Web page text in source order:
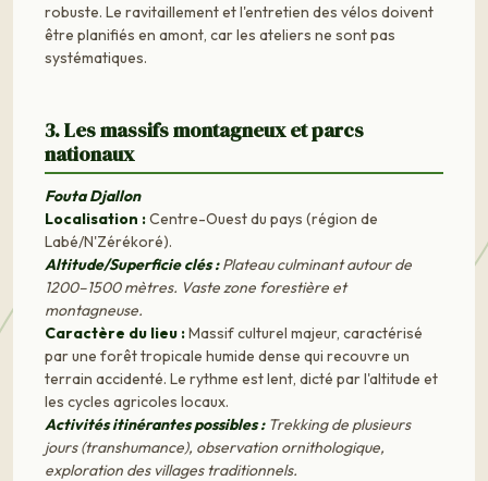
robuste. Le ravitaillement et l'entretien des vélos doivent
être planifiés en amont, car les ateliers ne sont pas
systématiques.
3. Les massifs montagneux et parcs
nationaux
Fouta Djallon
Localisation :Centre-Ouest du pays (région de
Labé/N'Zérékoré).
Altitude/Superficie clés :Plateau culminant autour de
1200–1500 mètres. Vaste zone forestière et
montagneuse.
Caractère du lieu :Massif culturel majeur, caractérisé
par une forêt tropicale humide dense qui recouvre un
terrain accidenté. Le rythme est lent, dicté par l'altitude et
les cycles agricoles locaux.
Activités itinérantes possibles :Trekking de plusieurs
jours (transhumance), observation ornithologique,
exploration des villages traditionnels.